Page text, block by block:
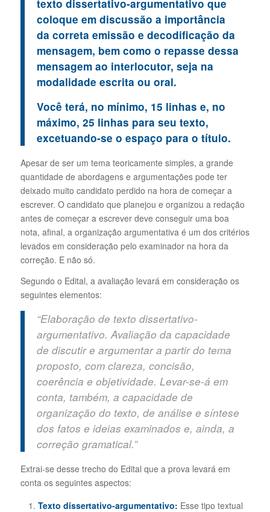
texto dissertativo-argumentativo que
coloque em discussão a importância
da correta emissão e decodificação da
mensagem, bem como o repasse dessa
mensagem ao interlocutor, seja na
modalidade escrita ou oral.
Você terá, no mínimo, 15 linhas e, no
máximo, 25 linhas para seu texto,
excetuando-se o espaço para o título.
Apesar de ser um tema teoricamente simples, a grande
quantidade de abordagens e argumentações pode ter
deixado muito candidato perdido na hora de começar a
escrever. O candidato que planejou e organizou a redação
antes de começar a escrever deve conseguir uma boa
nota, afinal, a organização argumentativa é um dos critérios
levados em consideração pelo examinador na hora da
correção. E não só.
Segundo o Edital, a avaliação levará em consideração os
seguintes elementos:
“Elaboração de texto dissertativo-
argumentativo. Avaliação da capacidade
de discutir e argumentar a partir do tema
proposto, com clareza, concisão,
coerência e objetividade. Levar-se-á em
conta, também, a capacidade de
organização do texto, de análise e síntese
dos fatos e ideias examinados e, ainda, a
correção gramatical.”
Extrai-se desse trecho do Edital que a prova levará em
conta os seguintes aspectos:
Texto dissertativo-argumentativo: Esse tipo textual